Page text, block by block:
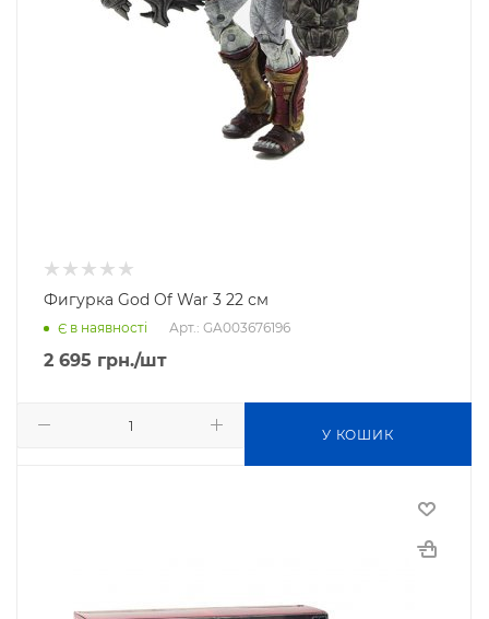
Фигурка God Of War 3 22 см
Є в наявності Арт.: GA003676196
2 695 грн./шт
У КОШИК